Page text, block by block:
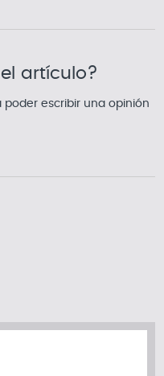
artículo?
poder escribir una opinión